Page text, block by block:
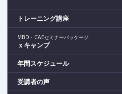
トレーニング講座
MBD・CAEセミナーパッケージ
ｘキャンプ
年間スケジュール
受講者の声